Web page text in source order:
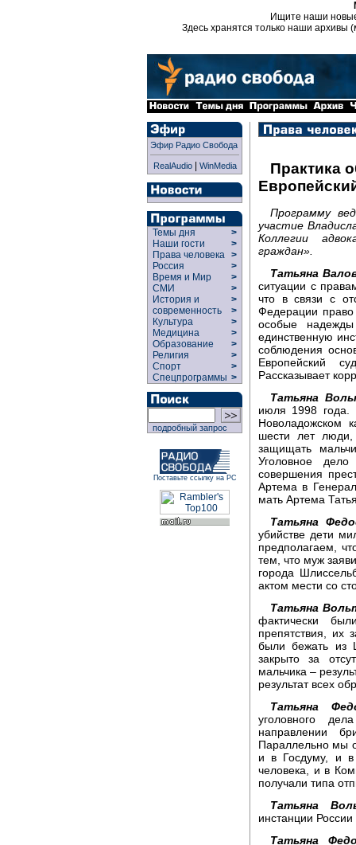
Ищите наши
Здесь хранятся только наши архивы
Эфир Радио Свобода
RealAudio| WinMedia
Темы дня
>
Наши гости
>
Права человека >
Россия
>
Время и Мир
>
СМИ
>
История и
современность
>
>
Культура
>
Медицина
>
Образование
>
Религия
>
Спорт
>
Спецпрограммы >
подробный запрос
Поставьте ссылку на РС
Практика
Программу
участие
Коллегии
граждан».
Татьяна
ситуации с
что в связи с
Федерации право
особые
единственную
соблюдения
Европейский
Рассказывает
Татьяна
июля 1998 года.
Новоладожском
шести лет
защищать
Уголовное
совершения
Артема в
мать Артема
Татьяна
убийстве дети
предполагаем,
тем, что муж
города
актом мести со
Татьяна
фактически
препятствия, их
были бежать из
закрыто за
мальчика –
результат всех
Татьяна
уголовного
направлении
Параллельно мы
и в Госдуму, и в
человека, и в
получали типа
Татьяна
инстанции
Татьяна